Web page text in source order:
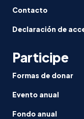
Contacto
Declaración de
Participe
Formas de donar
Evento anual
Fondo anual